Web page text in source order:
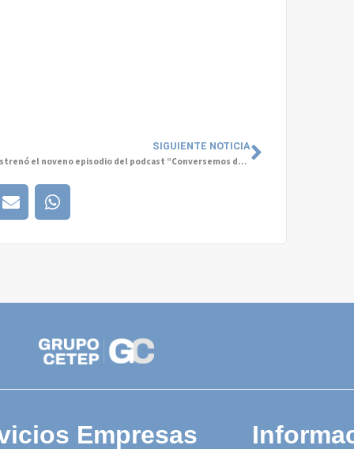
SIGUIENTE NOTICIA
¡Ya se estrenó el noveno episodio del podcast “Conversemos de Salud Mental”!
Empresas